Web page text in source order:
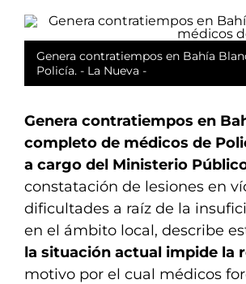
Genera contratiempos en Bahía
Policía. - La Nueva -
Genera contratiempos en
completo de médicos de
a cargo del Ministerio
constatación de lesiones en
dificultades a raíz de la
en el ámbito local, describe
la situación actual impide la
motivo por el cual médicos